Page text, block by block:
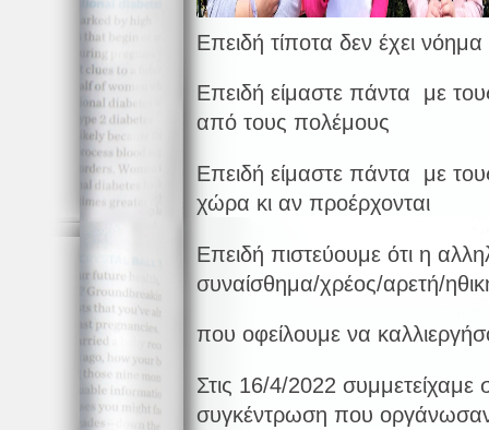
Επειδή τίποτα δεν έχει
Επειδή είμαστε πάντα με
από τους πολέμους
Επειδή είμαστε πάντα με
χώρα κι αν προέρχονται
Επειδή πιστεύουμε ότι η
συναίσθημα/χρέος/αρετή/
που οφείλουμε να
Στις 16/4/2022 συμμετείχαμε
συγκέντρωση που